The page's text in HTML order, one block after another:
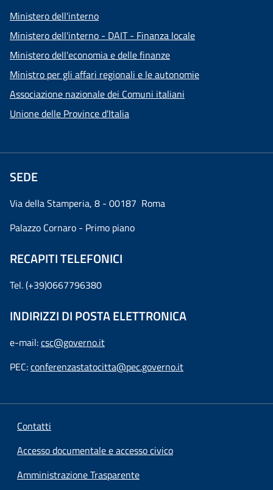
Ministero dell'interno
Ministero dell'interno - DAIT - Finanza locale
Ministero dell'economia e delle finanze
Ministro per gli affari regionali e le autonomie
Associazione nazionale dei Comuni italiani
Unione delle Province d'Italia
SEDE
Via della Stamperia, 8 - 00187 Roma
Palazzo Cornaro - Primo piano
RECAPITI TELEFONICI
Tel. (+39)0667796380
INDIRIZZI DI POSTA ELETTRONICA
e-mail:csc@governo.it
PEC:conferenzastatocitta@pec.governo.it
Contatti
Accesso documentale e accesso civico
Amministrazione Trasparente